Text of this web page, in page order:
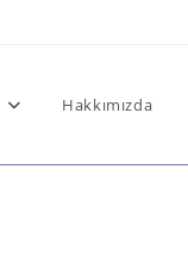
Hakkımızda